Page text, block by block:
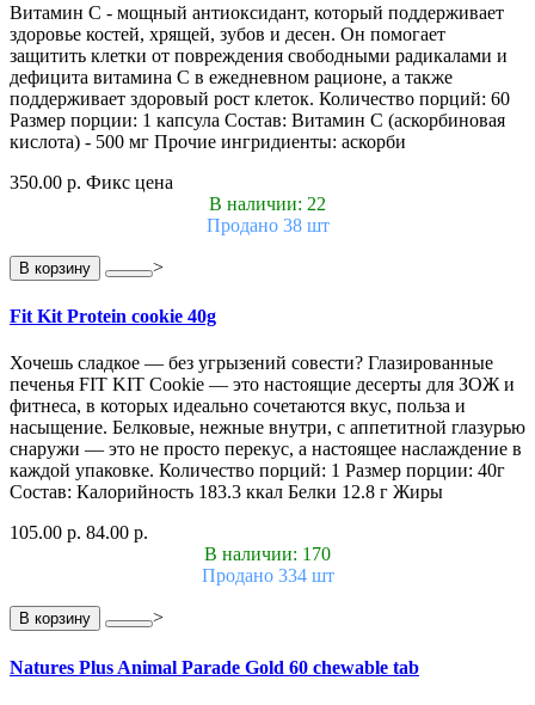
Витамин С - мощный антиоксидант, который поддерживает
здоровье костей, хрящей, зубов и десен. Он помогает
защитить клетки от повреждения свободными радикалами и
дефицита витамина С в ежедневном рационе, а также
поддерживает здоровый рост клеток. Количество порций: 60
Размер порции: 1 капсула Состав: Витамин С (аскорбиновая
кислота) - 500 мг Прочие ингридиенты: аскорби
350.00 р. Фикс цена
В наличии: 22
Продано 38 шт
В корзину >
Fit Kit Protein cookie 40g
Хочешь сладкое — без угрызений совести? Глазированные
печенья FIT KIT Cookie — это настоящие десерты для ЗОЖ и
фитнеса, в которых идеально сочетаются вкус, польза и
насыщение. Белковые, нежные внутри, с аппетитной глазурью
снаружи — это не просто перекус, а настоящее наслаждение в
каждой упаковке. Количество порций: 1 Размер порции: 40г
Состав: Калорийность 183.3 ккал Белки 12.8 г Жиры
105.00 р. 84.00 р.
В наличии: 170
Продано 334 шт
В корзину >
Natures Plus Animal Parade Gold 60 chewable tab